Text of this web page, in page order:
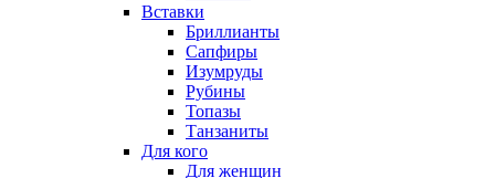
Вставки
Бриллианты
Сапфиры
Изумруды
Рубины
Топазы
Танзаниты
Для кого
Для женщин